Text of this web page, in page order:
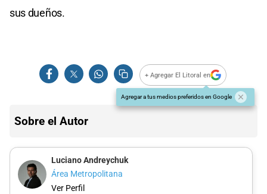
sus dueños.
+ Agregar El Litoral en
Agregar a tus medios preferidos en Google
Sobre el Autor
Luciano Andreychuk
Área Metropolitana
Ver Perfil